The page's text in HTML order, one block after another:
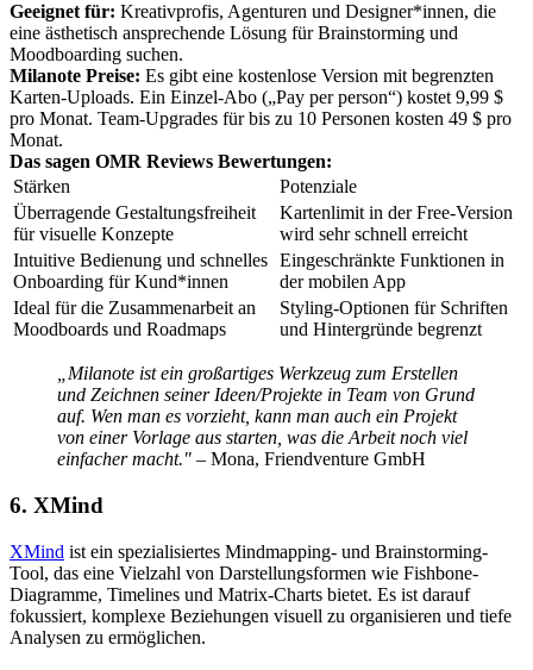
Geeignet für: Kreativprofis, Agenturen und Designer*innen, die
eine ästhetisch ansprechende Lösung für Brainstorming und
Moodboarding suchen.
Milanote Preise: Es gibt eine kostenlose Version mit begrenzten
Karten-Uploads. Ein Einzel-Abo („Pay per person“) kostet 9,99 $
pro Monat. Team-Upgrades für bis zu 10 Personen kosten 49 $ pro
Monat.
Das sagen OMR Reviews Bewertungen:
Stärken
Potenziale
Überragende Gestaltungsfreiheit
für visuelle Konzepte
Kartenlimit in der Free-Version
wird sehr schnell erreicht
Intuitive Bedienung und schnelles
Onboarding für Kund*innen
Eingeschränkte Funktionen in
der mobilen App
Ideal für die Zusammenarbeit an
Moodboards und Roadmaps
Styling-Optionen für Schriften
und Hintergründe begrenzt
„Milanote ist ein großartiges Werkzeug zum Erstellen
und Zeichnen seiner Ideen/Projekte in Team von Grund
auf. Wen man es vorzieht, kann man auch ein Projekt
von einer Vorlage aus starten, was die Arbeit noch viel
einfacher macht." – Mona, Friendventure GmbH
6. XMind
XMind ist ein spezialisiertes Mindmapping- und Brainstorming-
Tool, das eine Vielzahl von Darstellungsformen wie Fishbone-
Diagramme, Timelines und Matrix-Charts bietet. Es ist darauf
fokussiert, komplexe Beziehungen visuell zu organisieren und tiefe
Analysen zu ermöglichen.